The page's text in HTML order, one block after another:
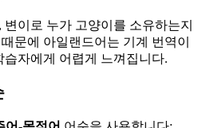
변이로 누가 고양이를 소유하는지
문에 아일랜드어는 기계 번역이
자에게 어렵게 느껴집니다.